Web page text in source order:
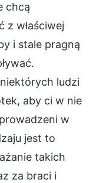
chcą
z właściwej
i stale pragną
ludzi
aby ci w nie
w
jest to
takich
za braci i